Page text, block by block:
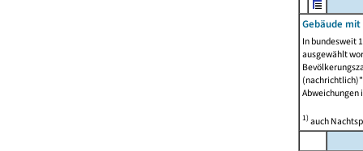
Gebäude
In bundesweit
ausgewählt
Abweichungen
1)auch